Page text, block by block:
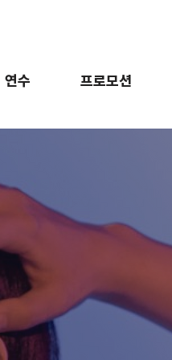
연수 프로모션